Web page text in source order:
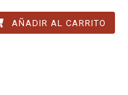
AÑADIR AL CARRITO